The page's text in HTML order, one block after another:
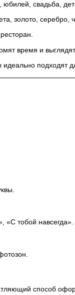
свадьба,
золото, серебро,
время и
подходят
тобой навсегда».
способ